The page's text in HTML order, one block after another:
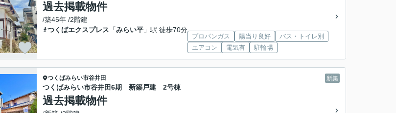
過去掲載物件
/築45年 /2階建
つくばエクスプレス 「みらい平 」駅 徒歩70分
プロパンガス 陽当り良好
バス・トイレ別
エアコン
電気有 駐輪場
新築
つくばみらい市谷井田
つくばみらい市谷井田6期 新築戸建 2号棟
過去掲載物件